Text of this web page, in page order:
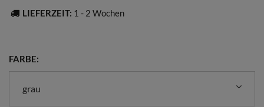
LIEFERZEIT: 1 - 2 Wochen
FARBE:
grau